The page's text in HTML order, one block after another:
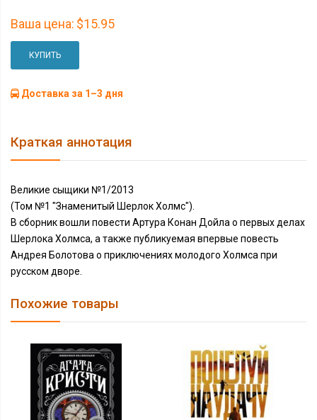
Ваша цена: $15.95
КУПИТЬ
Доставка за 1–3 дня
Краткая аннотация
Великие сыщики №1/2013
(Том №1 "Знаменитый Шерлок Холмс").
В сборник вошли повести Артура Конан Дойла о первых делах
Шерлока Холмса, а также публикуемая впервые повесть
Андрея Болотова о приключениях молодого Холмса при
русском дворе.
Похожие товары